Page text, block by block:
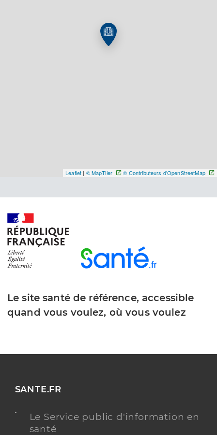
Leaflet | © MapTiler © Contributeurs d'OpenStreetMap
Le site santé de référence, accessible
quand vous voulez, où vous voulez
SANTE.FR
Le Service public d'information en
santé